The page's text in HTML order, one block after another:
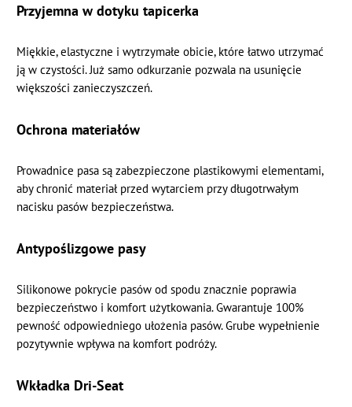
Przyjemna w dotyku tapicerka
Miękkie, elastyczne i wytrzymałe obicie, które łatwo utrzymać
ją w czystości. Już samo odkurzanie pozwala na usunięcie
większości zanieczyszczeń.
Ochrona materiałów
Prowadnice pasa są zabezpieczone plastikowymi elementami,
aby chronić materiał przed wytarciem przy długotrwałym
nacisku pasów bezpieczeństwa.
Antypoślizgowe pasy
Silikonowe pokrycie pasów od spodu znacznie poprawia
bezpieczeństwo i komfort użytkowania. Gwarantuje 100%
pewność odpowiedniego ułożenia pasów. Grube wypełnienie
pozytywnie wpływa na komfort podróży.
Wkładka Dri-Seat